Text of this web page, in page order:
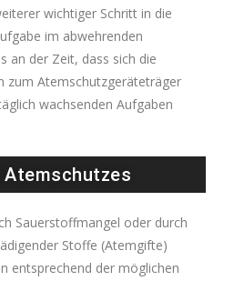
wichtiger Schritt in die
im abwehrenden
an der Zeit, dass sich die
zum Atemschutzgeräteträger
wachsenden Aufgaben
Atemschutzes
Sauerstoffmangel oder durch
Stoffe (Atemgifte)
entsprechend der möglichen